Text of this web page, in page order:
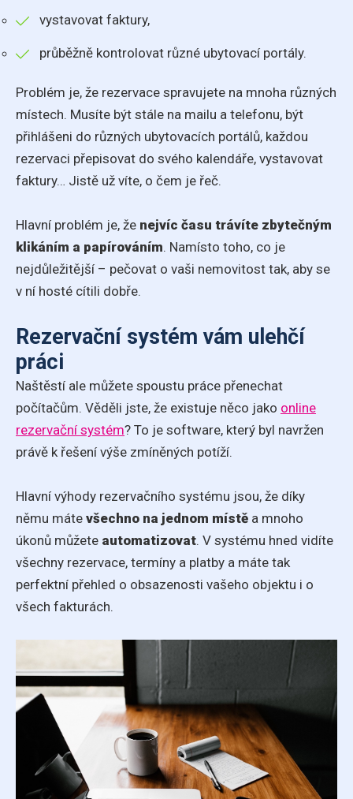
vystavovat faktury,
průběžně kontrolovat různé ubytovací portály.
Problém je, že rezervace spravujete na mnoha různých
místech. Musíte být stále na mailu a telefonu, být
přihlášeni do různých ubytovacích portálů, každou
rezervaci přepisovat do svého kalendáře, vystavovat
faktury… Jistě už víte, o čem je řeč.
Hlavní problém je, že nejvíc času trávíte zbytečným
klikáním a papírováním. Namísto toho, co je
nejdůležitější – pečovat o vaši nemovitost tak, aby se
v ní hosté cítili dobře.
Rezervační systém vám ulehčí
práci
Naštěstí ale můžete spoustu práce přenechat
počítačům. Věděli jste, že existuje něco jako online
rezervační systém? To je software, který byl navržen
právě k řešení výše zmíněných potíží.
Hlavní výhody rezervačního systému jsou, že díky
němu máte všechno na jednom místě a mnoho
úkonů můžete automatizovat. V systému hned vidíte
všechny rezervace, termíny a platby a máte tak
perfektní přehled o obsazenosti vašeho objektu i o
všech fakturách.